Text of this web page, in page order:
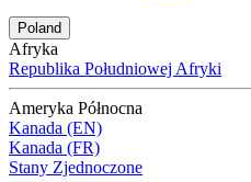
Poland
Afryka
Republika Południowej Afryki
Ameryka Północna
Kanada (EN)
Kanada (FR)
Stany Zjednoczone